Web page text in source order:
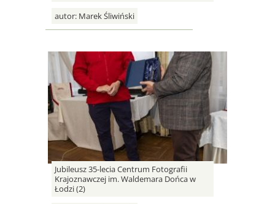
autor: Marek Śliwiński
Jubileusz 35-lecia Centrum Fotografii
Krajoznawczej im. Waldemara Dońca w
Łodzi (2)